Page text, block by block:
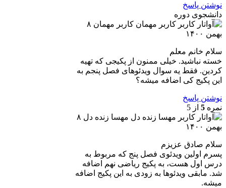
نوشتن پاسخ
دانشجوی دوره
کاربر مهمان ۸
بهمن ۱۴۰۰
سلام خانم معلم
خسته نباشید. خیلی ممنون از پکیجی که تهیه
کردین. فقط یه سوال ویدئوهای فصل پنجم به
این پکیج کی اضافه میشه؟
نوشتن پاسخ
نمره 5 از 5
مهسا زنده دل ۸
بهمن ۱۴۰۰
سلام صادق عزیزم
پسرم اولین ویدئوی فصل پنج که مربوط به
درس اول هست، به پکیج ریاضی نهم اضافه
شد. مابقی ویدئوها به زودی به این پکیج اضافه
میشه.